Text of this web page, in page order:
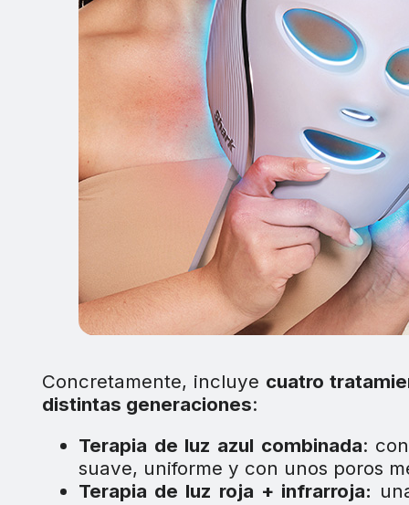
Concretamente, incluye cuatro
distintas generaciones:
Terapia de luz azul combinada:
suave, uniforme y con unos poros
Terapia de luz roja + infrarroja: